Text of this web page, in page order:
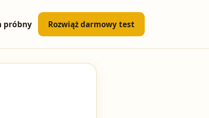
próbny Rozwiąż darmowy test